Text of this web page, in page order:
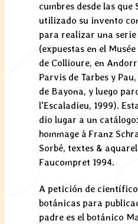
cumbres desde las que
utilizado su invento
para realizar una serie
(expuestas en el
de Collioure, en
Parvis de Tarbes y
de Bayona, y luego
l'Escaladieu, 1999).
dio lugar a un
hommage à Franz
Sorbé, textes &
Faucompret 1994.
A petición de
botánicas para
padre es el botánico